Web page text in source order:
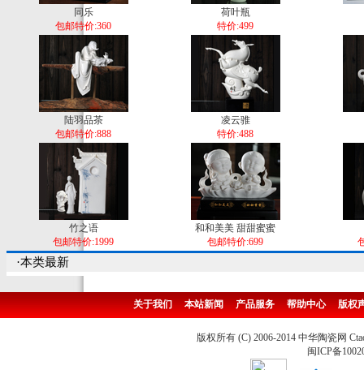
同乐
包邮特价:360
荷叶瓶
特价:499
陆羽品茶
包邮特价:888
凌云骓
特价:488
竹之语
包邮特价:1999
和和美美 甜甜蜜蜜
包邮特价:699
·本类最新
关于我们 本站新闻 产品服务 帮助中心 版权
版权所有 (C) 2006-2014 中华陶瓷网
闽ICP备